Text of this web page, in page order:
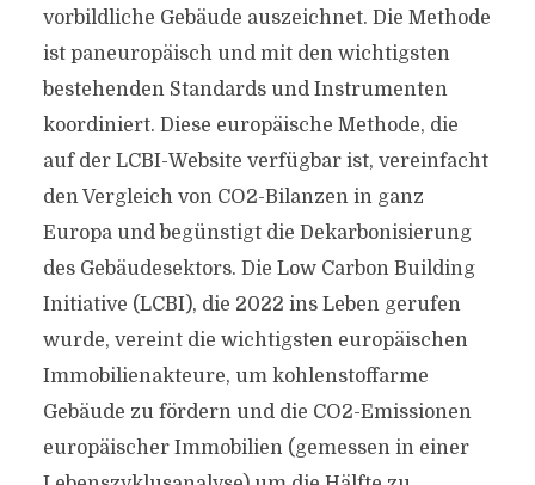
vorbildliche Gebäude auszeichnet. Die Methode
ist paneuropäisch und mit den wichtigsten
bestehenden Standards und Instrumenten
koordiniert. Diese europäische Methode, die
auf der LCBI-Website verfügbar ist, vereinfacht
den Vergleich von CO2-Bilanzen in ganz
Europa und begünstigt die Dekarbonisierung
des Gebäudesektors. Die Low Carbon Building
Initiative (LCBI), die 2022 ins Leben gerufen
wurde, vereint die wichtigsten europäischen
Immobilienakteure, um kohlenstoffarme
Gebäude zu fördern und die CO2-Emissionen
europäischer Immobilien (gemessen in einer